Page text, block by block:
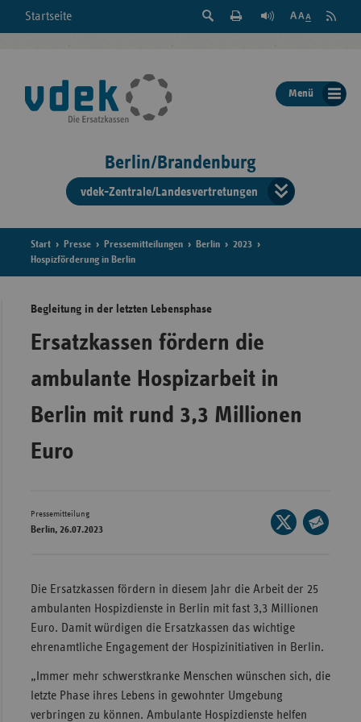
Startseite
Suche
der
Seite
Feed
Menü
Berlin/Brandenburg
vdek-Zentrale/Landesvertretungen
der
Start Presse Pressemitteilungen Berlin
2023
Hospizförderung in Berlin
Begleitung in der letzten Lebensphase
Ersatzkassen fördern die
ambulante Hospizarbeit in
Berlin mit rund 3,3 Millionen
Euro
Pressemitteilung
Berlin, 26.07.2023
Seite
auf
E-
Die Ersatzkassen fördern in diesem Jahr die Arbeit der 25
ambulanten Hospizdienste in Berlin mit fast 3,3 Millionen
Euro. Damit würdigen die Ersatzkassen das wichtige
ehrenamtliche Engagement der Hospizinitiativen in Berlin.
„Immer mehr schwerstkranke Menschen wünschen sich, die
letzte Phase ihres Lebens in gewohnter Umgebung
verbringen zu können. Ambulante Hospizdienste helfen